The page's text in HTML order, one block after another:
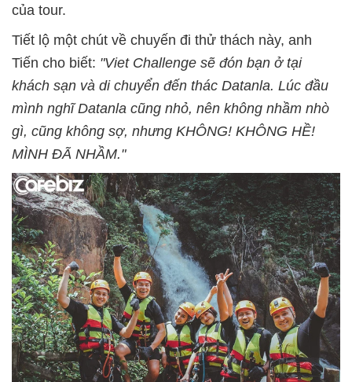
của tour.
Tiết lộ một chút về chuyến đi thử thách này, anh
Tiến cho biết: "Viet Challenge sẽ đón bạn ở tại
khách sạn và di chuyển đến thác Datanla. Lúc đầu
mình nghĩ Datanla cũng nhỏ, nên không nhầm nhò
gì, cũng không sợ, nhưng KHÔNG! KHÔNG HỀ!
MÌNH ĐÃ NHẦM."